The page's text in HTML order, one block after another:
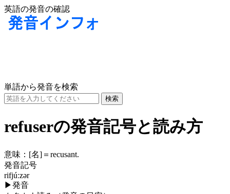
英語の発音の確認
単語から発音を検索
refuserの発音記号と読み方
意味： [名] ＝recusant.
発音記号
rifjúːzər
▶発音